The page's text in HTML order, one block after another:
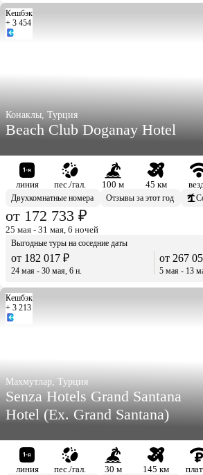
Кешбэк
+ 3 454
Конаклы, Турция
Beach Club Doganay Hotel
линия пес./гал. 100 м 45 км
Двухкомнатные номера
Отзывы за этот год
от 172 733 ₽
25 мая - 31 мая, 6 ночей
Выгодные туры на соседние даты
от 182 017 ₽
24 мая - 30 мая, 6 н.
от 267
5 мая - 13
Кешбэк
+ 3 213
Махмутлар, Турция
Senza Hotels Grand Santana
Hotel (Ex. Grand Santana)
линия пес./гал. 30 м 145 км